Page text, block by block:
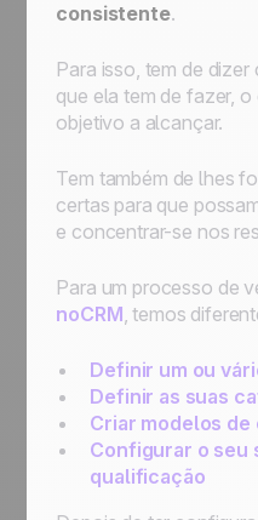
consistente.
Para isso, tem de
que ela tem de fazer,
objetivo a alcançar.
Tem também de lhes
certas para que
e concentrar-se nos
Para um processo de
noCRM, temos
Definir um ou
Definir as suas
Criar modelos de
Configurar o seu
qualificação